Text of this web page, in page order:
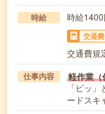
時給 時給1400
交通費
交通費規
仕事内容 軽作業（
「ピッ
ードスキ